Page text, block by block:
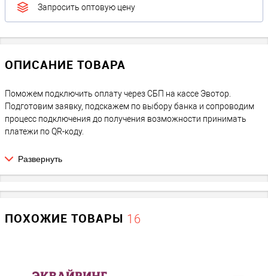
Запросить оптовую цену
ОПИСАНИЕ ТОВАРА
Поможем подключить оплату через СБП на кассе Эвотор.
Подготовим заявку, подскажем по выбору банка и сопроводим
процесс подключения до получения возможности принимать
платежи по QR-коду.
Что входит в услугу
Проверка возможности подключения СБП на кассе Эвотор.
Подготовка и заполнение заявки на подключение СБП.
Контроль статуса подключения.
Установка и настройка приложения СБП.
Развернуть
ПОХОЖИЕ ТОВАРЫ 16